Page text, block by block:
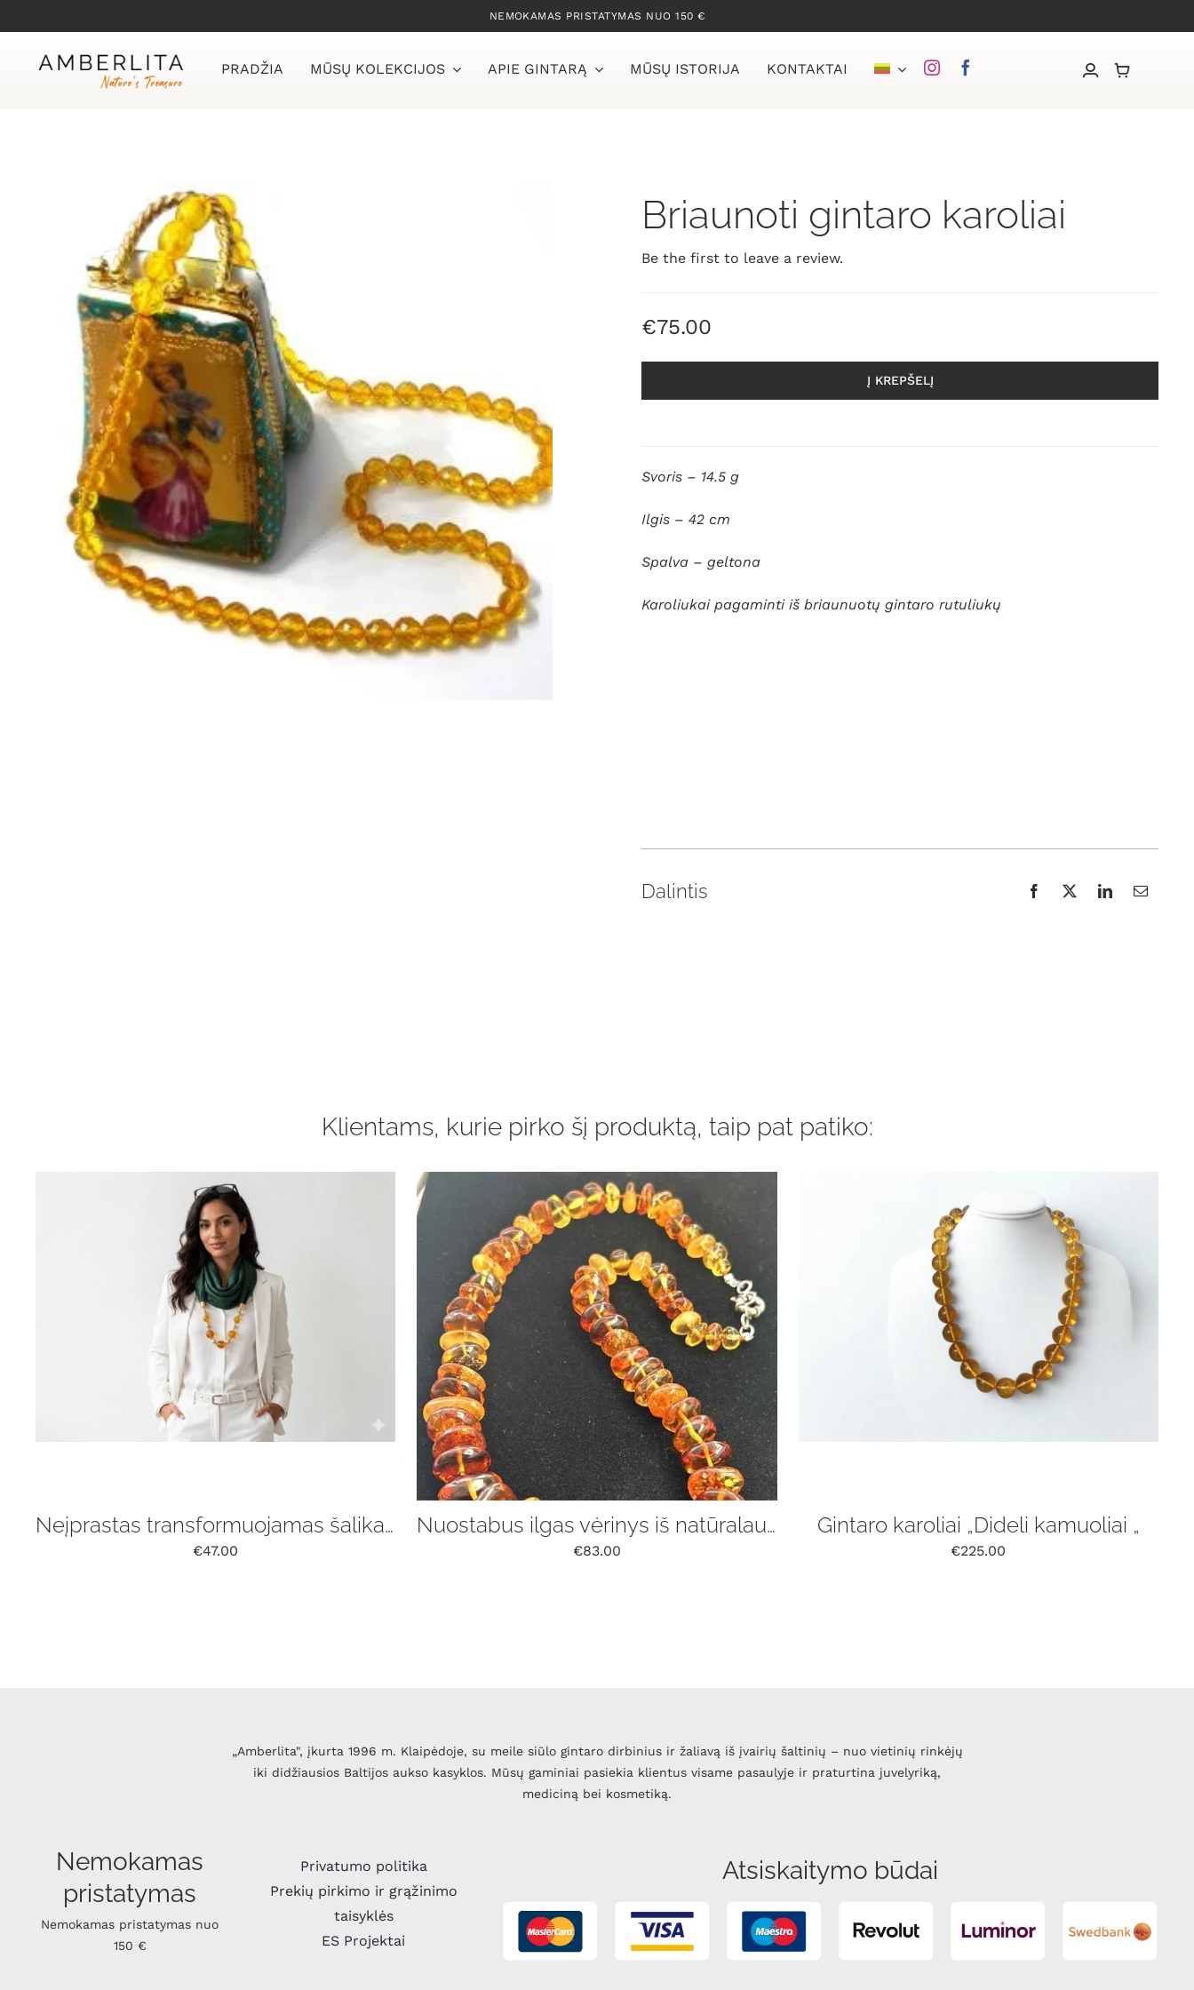
to
content
NEMOKAMAS PRISTATYMAS NUO 150 €
PRADŽIA MŪSŲ KOLEKCIJOS APIE GINTARĄ MŪSŲ ISTORIJA KONTAKTAI
Briaunoti gintaro karoliai
Be the first to leave a review.
€75.00
Į KREPŠELĮ
Svoris – 14.5 g
Ilgis – 42 cm
Spalva – geltona
Karoliukai pagaminti iš briaunuotų gintaro rutuliukų
Dalintis
Klientams, kurie pirko šį produktą, taip pat patiko:
Neįprastas transformuojamas šalikas su gintaru
€47.00
Nuostabus ilgas vėrinys iš natūralaus Baltijos gintaro
€83.00
Gintaro karoliai „Dideli kamuoliai „
€225.00
„Amberlita", įkurta 1996 m. Klaipėdoje, su meile siūlo gintaro dirbinius ir žaliavą iš įvairių šaltinių – nuo vietinių rinkėjų
iki didžiausios Baltijos aukso kasyklos. Mūsų gaminiai pasiekia klientus visame pasaulyje ir praturtina juvelyriką,
mediciną bei kosmetiką.
Nemokamas
pristatymas
Nemokamas pristatymas nuo
150 €
Privatumo politika
Prekių pirkimo ir grąžinimo
taisyklės
ES Projektai
Atsiskaitymo būdai